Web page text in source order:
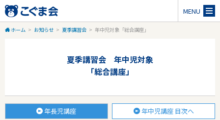
MENU
ホーム > お知らせ > 夏季講習会 > 年中児対象「総合講座」
夏季講習会 年中児対象
「総合講座」
年長児講座
年中児講座 目次へ